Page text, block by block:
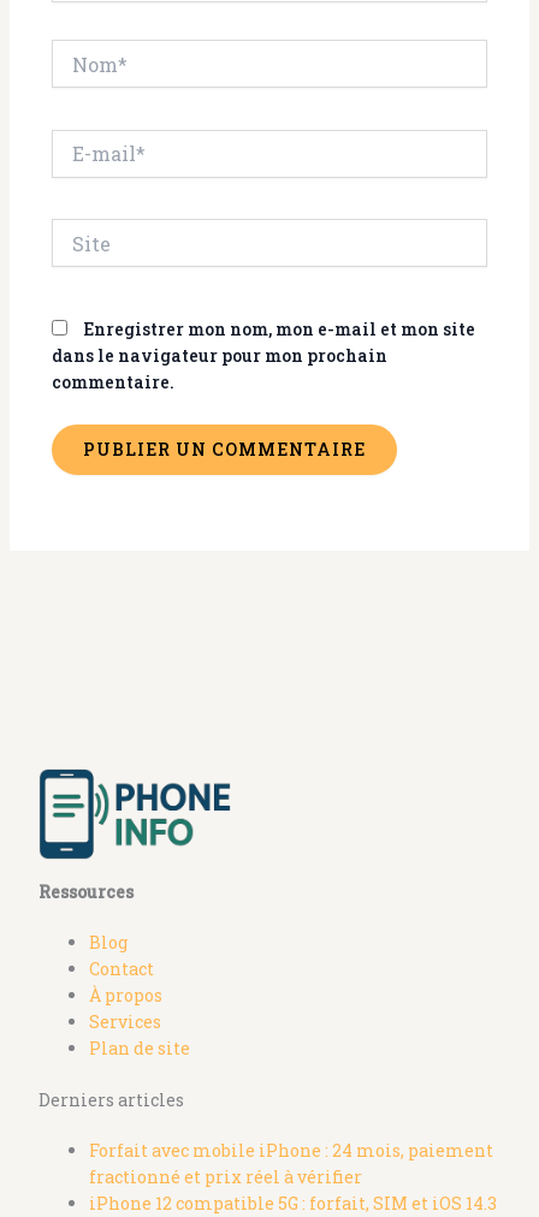
mail*
Enregistrer mon nom, mon e-mail et mon site
dans le navigateur pour mon prochain
commentaire.
Ressources
Blog
Contact
À propos
Services
Plan de site
Derniers articles
Forfait avec mobile iPhone : 24 mois, paiement
fractionné et prix réel à vérifier
iPhone 12 compatible 5G : forfait, SIM et iOS 14.3